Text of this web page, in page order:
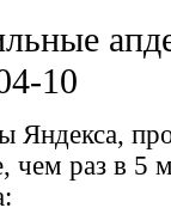
10
Яндекса,
чем раз в 5